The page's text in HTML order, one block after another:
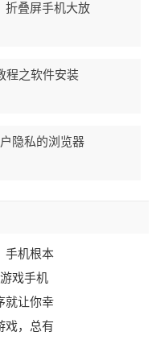
折叠屏手机大放
程之软件安装
隐私的浏览器
手机根本
戏手机
就让你幸
戏，总有